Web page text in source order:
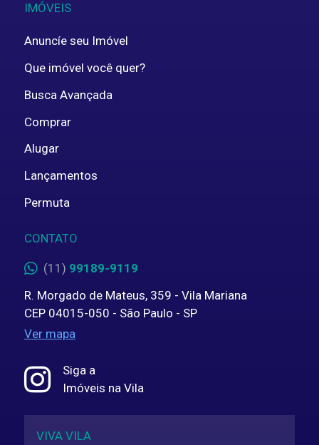
IMÓVEIS
Anuncíe seu Imóvel
Que imóvel você quer?
Busca Avançada
Comprar
Alugar
Lançamentos
Permuta
CONTATO
(11) 99189-9119
R. Morgado de Mateus, 359 - Vila Mariana
CEP 04015-050 - São Paulo - SP
Ver mapa
Siga a
Imóveis na Vila
VIVA VILA